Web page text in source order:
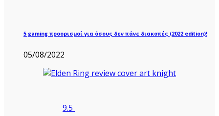
5 gaming προορισμοί για όσους δεν πάνε διακοπές (2022 edition)!
05/08/2022
9.5